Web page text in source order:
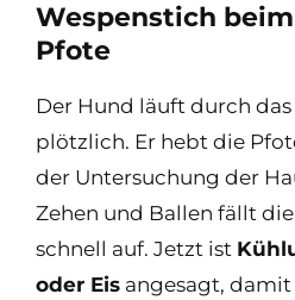
Wespenstich
Pfote
Der Hund läuft durch
plötzlich. Er hebt die
der Untersuchung der
Zehen und Ballen fällt
schnell auf. Jetzt ist
oder Eis angesagt,